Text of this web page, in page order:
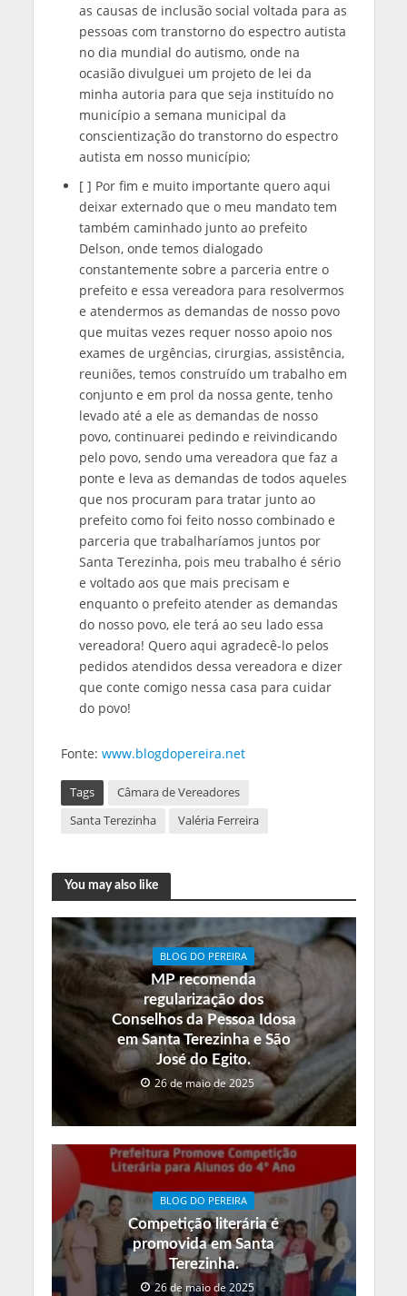
as causas de inclusão social voltada para as
pessoas com transtorno do espectro autista
no dia mundial do autismo, onde na
ocasião divulguei um projeto de lei da
minha autoria para que seja instituído no
município a semana municipal da
conscientização do transtorno do espectro
autista em nosso município;
[ ] Por fim e muito importante quero aqui
deixar externado que o meu mandato tem
também caminhado junto ao prefeito
Delson, onde temos dialogado
constantemente sobre a parceria entre o
prefeito e essa vereadora para resolvermos
e atendermos as demandas de nosso povo
que muitas vezes requer nosso apoio nos
exames de urgências, cirurgias, assistência,
reuniões, temos construído um trabalho em
conjunto e em prol da nossa gente, tenho
levado até a ele as demandas de nosso
povo, continuarei pedindo e reivindicando
pelo povo, sendo uma vereadora que faz a
ponte e leva as demandas de todos aqueles
que nos procuram para tratar junto ao
prefeito como foi feito nosso combinado e
parceria que trabalharíamos juntos por
Santa Terezinha, pois meu trabalho é sério
e voltado aos que mais precisam e
enquanto o prefeito atender as demandas
do nosso povo, ele terá ao seu lado essa
vereadora! Quero aqui agradecê-lo pelos
pedidos atendidos dessa vereadora e dizer
que conte comigo nessa casa para cuidar
do povo!
Fonte: www.blogdopereira.net
Tags
Câmara de Vereadores
Santa Terezinha
Valéria Ferreira
You may also like
BLOG DO PEREIRA
MP recomenda
regularização dos
Conselhos da Pessoa Idosa
em Santa Terezinha e São
José do Egito.
26 de maio de 2025
BLOG DO PEREIRA
Competição literária é
promovida em Santa
Terezinha.
26 de maio de 2025